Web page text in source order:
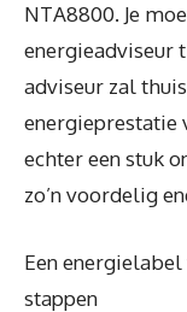
NTA8800. Je
energieadviseur
adviseur zal
energieprestatie
echter een stuk
zo’n voordelig
Een
stappen